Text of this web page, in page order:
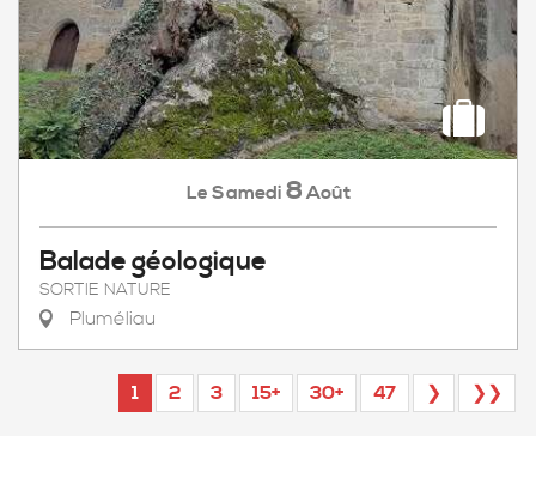
Le Samedi 8 Août
Balade géologique
SORTIE NATURE
Pluméliau
1 2 3 15+ 30+ 47 ❯ ❯❯